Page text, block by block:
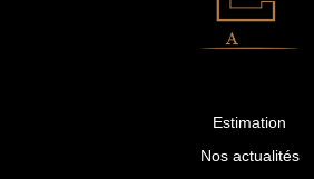
Estimation
Nos actualités